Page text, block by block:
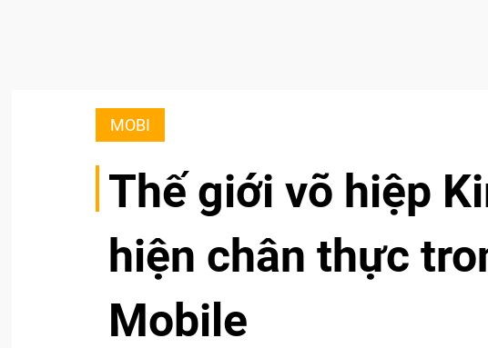
MOBI
Thế giới võ hiệp
hiện chân thực
Mobile